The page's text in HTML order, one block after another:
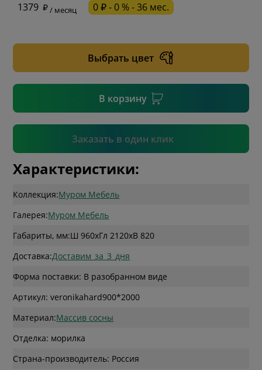
1379
/ месяц 0 ₽ - 0 % - 36 мес.
Выбрать цвет
В корзину
Заказать в один клик
Подтвердить
Характеристики:
Коллекция:Муром Мебель
Галерея:Муром Мебель
Габариты, мм:Ш 960xГл 2120xВ 820
Доставка:Доставим_за_3_дня
Форма поставки: В разобранном виде
Артикул: veronikahard900*2000
Материал:Массив сосны
Отделка: морилка
Страна-производитель: Россия